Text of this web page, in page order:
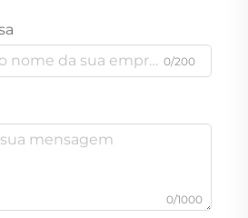
0/200
0/1000